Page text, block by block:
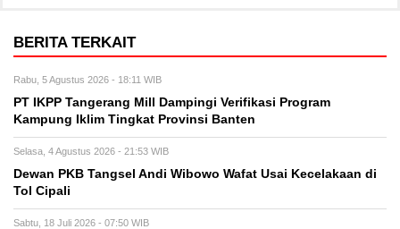
BERITA TERKAIT
Rabu, 5 Agustus 2026 - 18:11 WIB
PT IKPP Tangerang Mill Dampingi Verifikasi Program
Kampung Iklim Tingkat Provinsi Banten
Selasa, 4 Agustus 2026 - 21:53 WIB
Dewan PKB Tangsel Andi Wibowo Wafat Usai Kecelakaan di
Tol Cipali
Sabtu, 18 Juli 2026 - 07:50 WIB